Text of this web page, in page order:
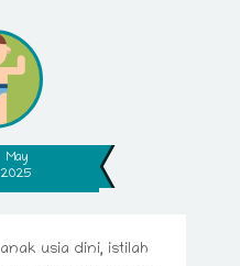
May
2025
usia dini, istilah